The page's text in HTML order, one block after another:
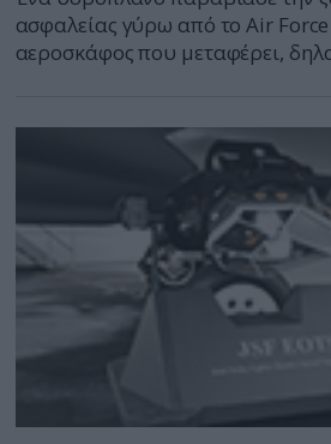
ασφαλείας γύρω από το Air Force
αεροσκάφος που μεταφέρει,
τρομοκρατικής επίθεσης.